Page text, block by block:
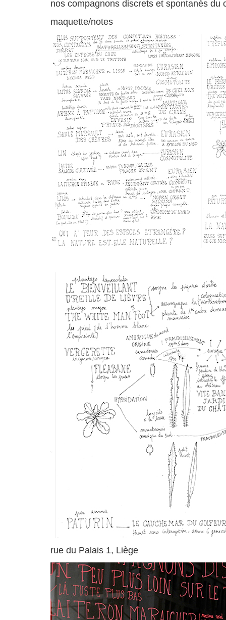
nos compagnons discrets et spontanés du
maquette/notes
rue du Palais 1, Liège